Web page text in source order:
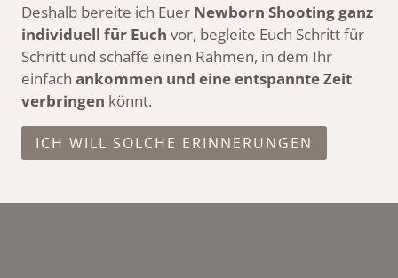
Deshalb bereite ich Euer Newborn Shooting ganz
individuell für Euch vor, begleite Euch Schritt für
Schritt und schaffe einen Rahmen, in dem Ihr
einfach ankommen und eine entspannte Zeit
verbringen könnt.
ICH WILL SOLCHE ERINNERUNGEN